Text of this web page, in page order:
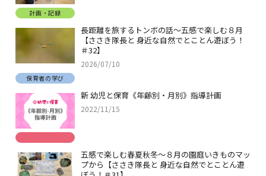
計画・記録
長距離を旅するトンボの話～五感で楽しむ８月
【ささき隊長と 身近な自然でとことん遊ぼう！
＃32】
2026/07/10
保育者の学び
新 幼児と保育《年齢別・月別》指導計画
2022/11/15
五感で楽しむ春夏秋冬～８月の園庭いきものマッ
プから【ささき隊長と 身近な自然でとことん遊